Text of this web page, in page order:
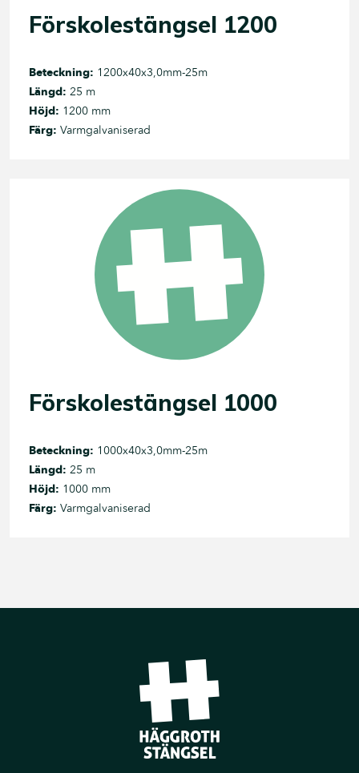
Förskolestängsel 1200
Beteckning: 1200x40x3,0mm-25m
Längd: 25 m
Höjd: 1200 mm
Färg: Varmgalvaniserad
Förskolestängsel 1000
Beteckning: 1000x40x3,0mm-25m
Längd: 25 m
Höjd: 1000 mm
Färg: Varmgalvaniserad